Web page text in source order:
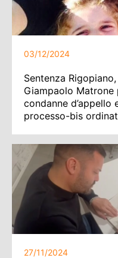
03/12/2024
Sentenza
Giampaolo
condanne
processo-bis
27/11/2024